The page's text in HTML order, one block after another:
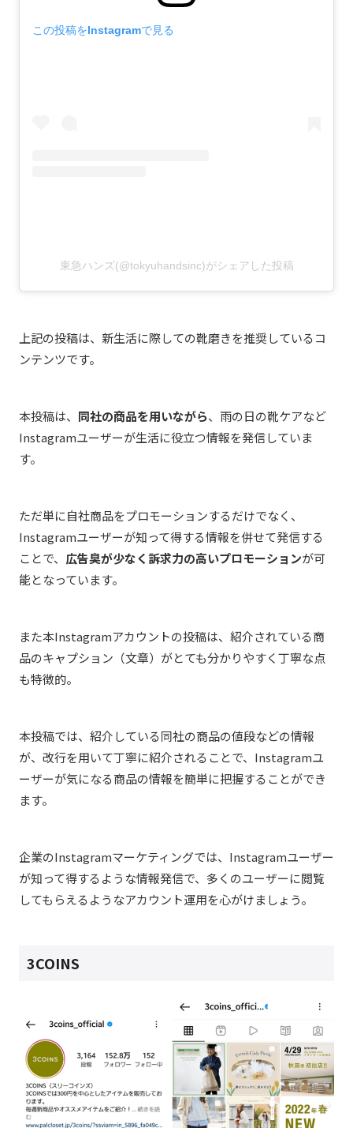
この投稿をInstagramで見る
東急ハンズ(@tokyuhandsinc)がシェアした投稿
上記の投稿は、新生活に際しての靴磨きを推奨しているコ
ンテンツです。
本投稿は、 同社の商品を用いながら、雨の日の靴ケアなど
Instagramユーザーが生活に役立つ情報を発信していま
す。
ただ単に自社商品をプロモーションするだけでなく、
Instagramユーザーが知って得する情報を併せて発信する
ことで、 広告臭が少なく訴求力の高いプロモーションが可
能となっています。
また本Instagramアカウントの投稿は、紹介されている商
品のキャプション（文章）がとても分かりやすく丁寧な点
も特徴的。
本投稿では、紹介している同社の商品の値段などの情報
が、改行を用いて丁寧に紹介されることで、Instagramユ
ーザーが気になる商品の情報を簡単に把握することができ
ます。
企業のInstagramマーケティングでは、Instagramユーザー
が知って得するような情報発信で、多くのユーザーに閲覧
してもらえるようなアカウント運用を心がけましょう。
3COINS